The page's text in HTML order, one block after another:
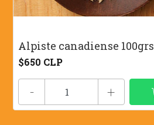
Alpiste canadiense 100grs
$650 CLP
- +